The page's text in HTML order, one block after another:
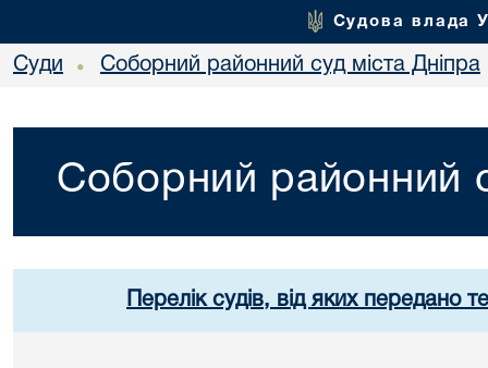
Судова влада
Суди • Соборний районний суд міста Дніпра
Соборний районний
Перелік судів, від яких передано